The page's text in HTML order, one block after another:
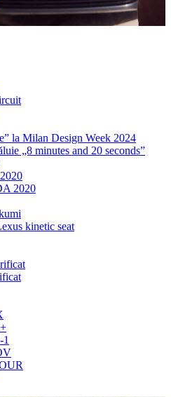
la Milan Design Week 2024
„8 minutes and 20 seconds”
2020
kinetic seat